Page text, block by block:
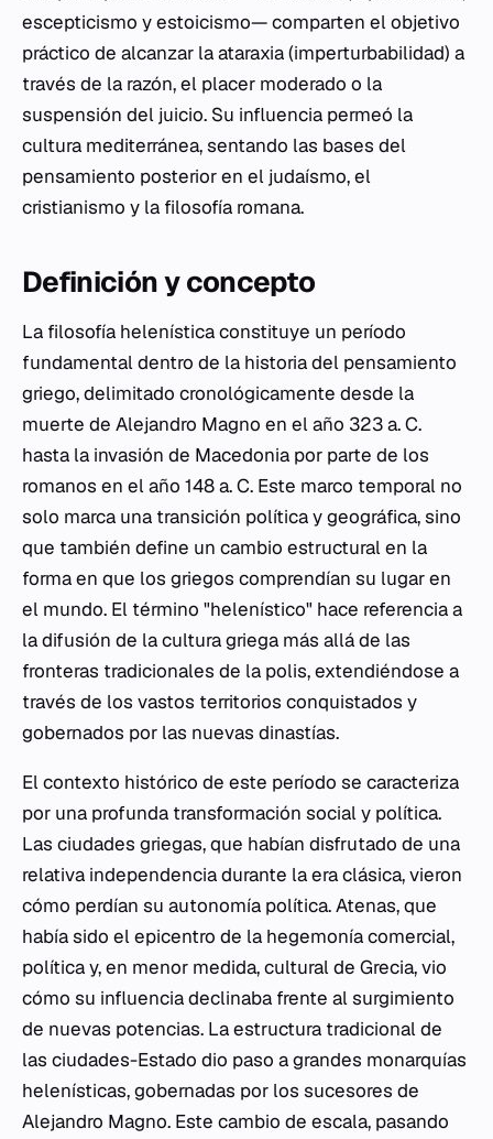
escepticismo y estoicismo— comparten el objetivo
práctico de alcanzar laataraxia(imperturbabilidad) a
través de la razón, el placer moderado o la
suspensión del juicio. Su influencia permeó la
cultura mediterránea, sentando las bases del
pensamiento posterior en el judaísmo, el
cristianismo y la filosofía romana.
Definición y concepto
La filosofía helenística constituye un período
fundamental dentro de la historia del pensamiento
griego, delimitado cronológicamente desde la
muerte de Alejandro Magno en el año 323 a. C.
hasta la invasión de Macedonia por parte de los
romanos en el año 148 a. C. Este marco temporal no
solo marca una transición política y geográfica, sino
que también define un cambio estructural en la
forma en que los griegos comprendían su lugar en
el mundo. El término "helenístico" hace referencia a
la difusión de la cultura griega más allá de las
fronteras tradicionales de la polis, extendiéndose a
través de los vastos territorios conquistados y
gobernados por las nuevas dinastías.
El contexto histórico de este período se caracteriza
por una profunda transformación social y política.
Las ciudades griegas, que habían disfrutado de una
relativa independencia durante la era clásica, vieron
cómo perdían su autonomía política. Atenas, que
había sido el epicentro de la hegemonía comercial,
política y, en menor medida, cultural de Grecia, vio
cómo su influencia declinaba frente al surgimiento
de nuevas potencias. La estructura tradicional de
las ciudades-Estado dio paso a grandes monarquías
helenísticas, gobernadas por los sucesores de
Alejandro Magno. Este cambio de escala, pasando